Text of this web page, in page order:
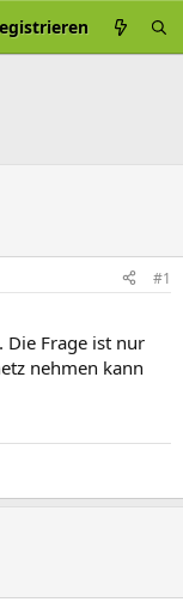
#1
Die Frage ist nur
nehmen kann